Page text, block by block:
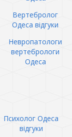
Вертебролог
Одеса відгуки
Невропатологи
вертебрологи
Одеса
Психолог Одеса
відгуки